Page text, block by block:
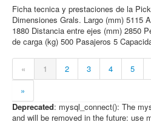
Ficha tecnica y prestaciones de la
Dimensiones Grals. Largo (mm) 5115
1880 Distancia entre ejes (mm) 2850
de carga (kg) 500 Pasajeros 5
« 1 2 3 4 5
»
Deprecated: mysql_connect(): The
and will be removed in the future: use